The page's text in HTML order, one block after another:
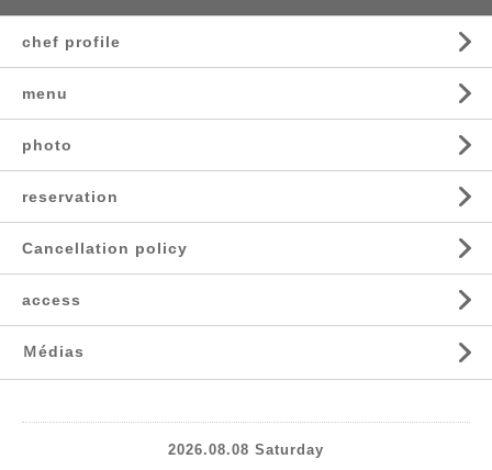
chef profile
menu
photo
reservation
Cancellation policy
access
Ｍédias
2026.08.08 Saturday